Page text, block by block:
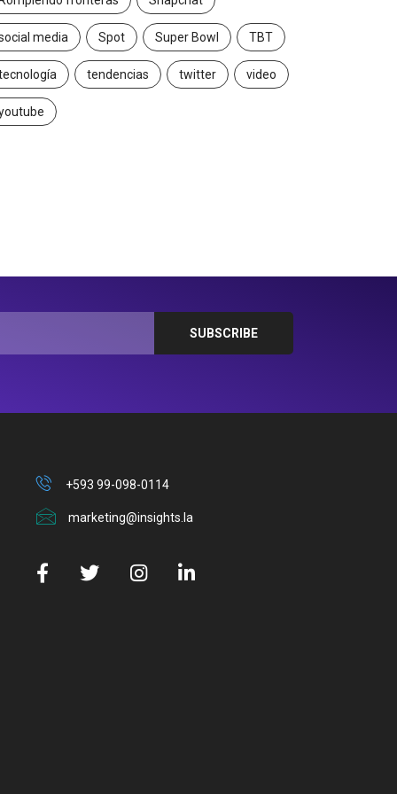
media Spot Super Bowl TBT
tendencias twitter video
+593 99-098-0114
marketing@insights.la